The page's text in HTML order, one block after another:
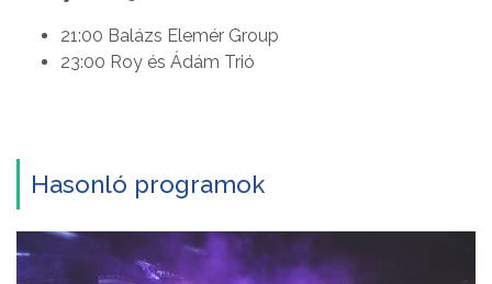
21:00 Balázs Elemér Group
23:00 Roy és Ádám Trió
Hasonló programok